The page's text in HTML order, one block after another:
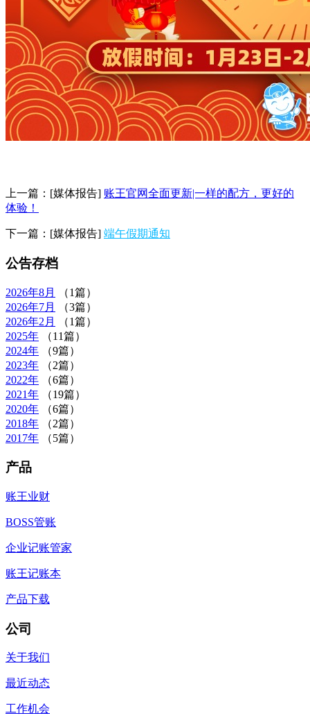
上一篇： [媒体报告] 账王官网全面更新|一样的配方，更好的
体验！
下一篇： [媒体报告] 端午假期通知
公告存档
2026年8月
（1篇）
2026年7月
（3篇）
2026年2月
（1篇）
2025年
（11篇）
2024年
（9篇）
2023年
（2篇）
2022年
（6篇）
2021年
（19篇）
2020年
（6篇）
2018年
（2篇）
2017年
（5篇）
产品
账王业财
BOSS管账
企业记账管家
账王记账本
产品下载
公司
关于我们
最近动态
工作机会